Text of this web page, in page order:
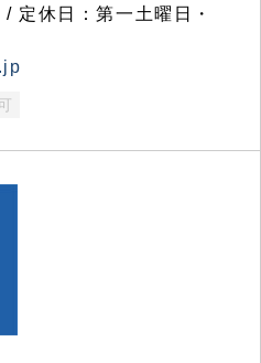
定休日：第一土曜日・